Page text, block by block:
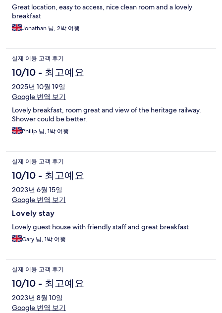
Great location, easy to access, nice clean room and a lovely
breakfast
Jonathan 님, 2박 여행
실제 이용 고객 후기
10/10 - 최고예요
2025년 10월 19일
Google 번역 보기
Lovely breakfast, room great and view of the heritage railway.
Shower could be better.
Philip 님, 1박 여행
실제 이용 고객 후기
10/10 - 최고예요
2023년 6월 15일
Google 번역 보기
Lovely stay
Lovely guest house with friendly staff and great breakfast
Gary 님, 1박 여행
실제 이용 고객 후기
10/10 - 최고예요
2023년 8월 10일
Google 번역 보기